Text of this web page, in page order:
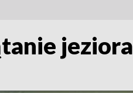
jeziora